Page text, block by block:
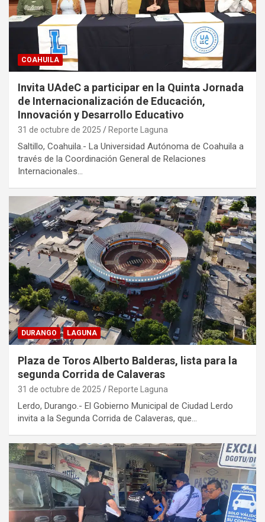
COAHUILA
Invita UAdeC a participar en la Quinta Jornada
de Internacionalización de Educación,
Innovación y Desarrollo Educativo
31 de octubre de 2025 Reporte Laguna
Saltillo, Coahuila.- La Universidad Autónoma de Coahuila a
través de la Coordinación General de Relaciones
Internacionales…
DURANGO LAGUNA
Plaza de Toros Alberto Balderas, lista para la
segunda Corrida de Calaveras
31 de octubre de 2025 Reporte Laguna
Lerdo, Durango.- El Gobierno Municipal de Ciudad Lerdo
invita a la Segunda Corrida de Calaveras, que…